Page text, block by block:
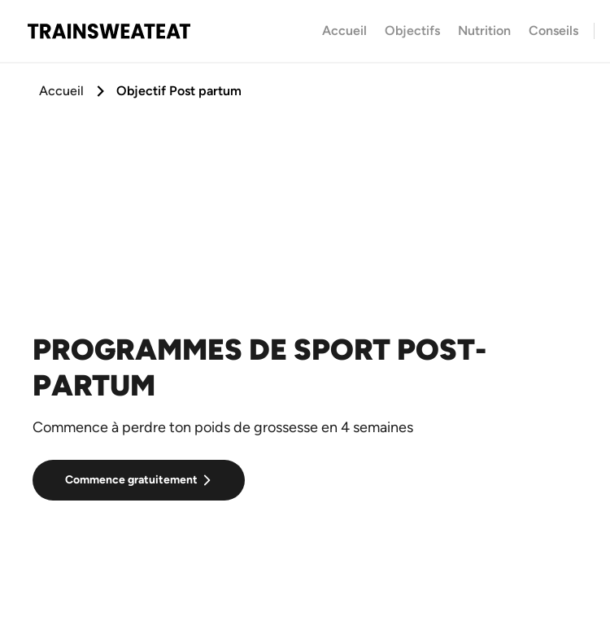
Accueil Objectifs Nutrition Conseils
Accueil Objectif Post partum
PROGRAMMES DE SPORT POST-
PARTUM
Commence à perdre ton poids de grossesse en 4 semaines
Commence gratuitement